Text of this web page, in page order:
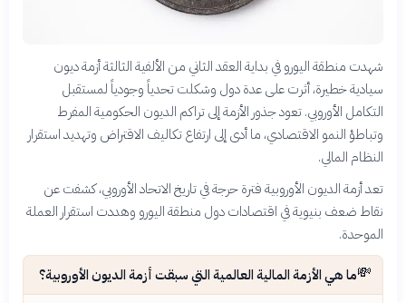
شهدت منطقة اليورو في بداية العقد الثاني من الألفية الثالثة أزمة ديون
سيادية خطيرة، أثرت على عدة دول وشكلت تحدياً وجودياً لمستقبل
التكامل الأوروبي. تعود جذور الأزمة إلى تراكم الديون الحكومية المفرط
وتباطؤ النمو الاقتصادي، ما أدى إلى ارتفاع تكاليف الاقتراض وتهديد استقرار
النظام المالي.
تعد أزمة الديون الأوروبية فترة حرجة في تاريخ الاتحاد الأوروبي، كشفت عن
نقاط ضعف بنيوية في اقتصادات دول منطقة اليورو وهددت استقرار العملة
الموحدة.
💸ما هي الأزمة المالية العالمية التي سبقت أزمة الديون الأوروبية؟